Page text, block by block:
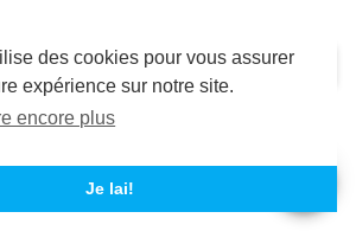
des cookies pour vous assurer
expérience sur notre site.
encore plus
Je lai!